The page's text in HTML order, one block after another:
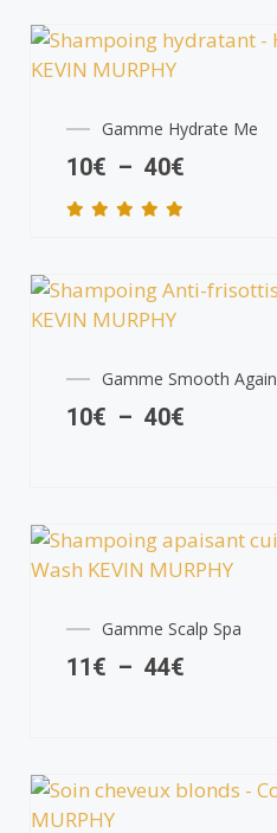
Gamme Hydrate Me
10€ – 40€
Gamme Smooth Again
10€ – 40€
Gamme Scalp Spa
11€ – 44€